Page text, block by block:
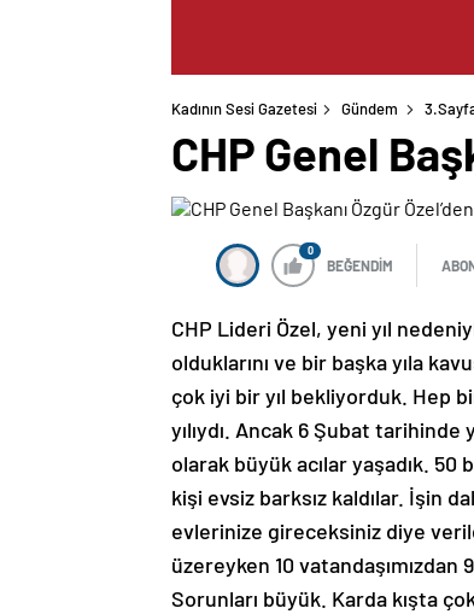
Kadının Sesi Gazetesi Gündem
CHP Genel
0
BEĞENDİM
CHP Lideri Özel, yeni yıl
olduklarını ve bir başka yıla
çok iyi bir yıl bekliyorduk. Hep
yılıydı. Ancak 6 Şubat
olarak büyük acılar yaşadık. 50
kişi evsiz barksız kaldılar. İşin
evlerinize gireceksiniz diye
üzereyken 10 vatandaşımızdan
Sorunları büyük. Karda kışta